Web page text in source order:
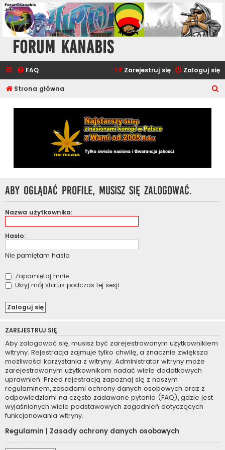
Forum Kanabis
FAQ Zaloguj się
Zarejestruj się
Strona główna
Aby oglądać profile, musisz się zalogować.
Nazwa użytkownika:
Hasło:
Nie pamiętam hasła
Zapamiętaj mnie
Ukryj mój status podczas tej sesji
ZAREJESTRUJ SIĘ
Aby zalogować się, musisz być zarejestrowanym użytkownikiem
witryny. Rejestracja zajmuje tylko chwilę, a znacznie zwiększa
możliwości korzystania z witryny. Administrator witryny może
zarejestrowanym użytkownikom nadać wiele dodatkowych
uprawnień. Przed rejestracją zapoznaj się z naszym
regulaminem, zasadami ochrony danych osobowych oraz z
odpowiedziami na często zadawane pytania (FAQ), gdzie jest
wyjaśnionych wiele podstawowych zagadnień dotyczących
funkcjonowania witryny.
Regulamin | Zasady ochrony danych osobowych